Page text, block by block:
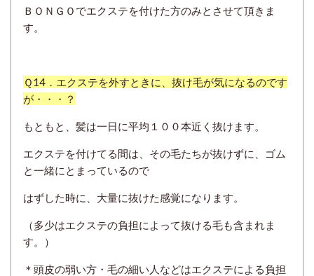
ＢＯＮＧＯでエクステを付けた方のみとさせて頂きま
す。
Ｑ14．エクステを外すときに、抜け毛が気になるのです
が・・・？
もともと、髪は一日に平均１００本近く抜けます。
エクステを付けてる間は、その毛たちが抜けずに、ゴム
と一緒にとまっているので
はずした時に、大量に抜けた感覚になります。
（多少はエクステの負担によって抜ける毛も含まれま
す。）
＊頭皮の弱い方・毛の細い人などはエクステによる負担